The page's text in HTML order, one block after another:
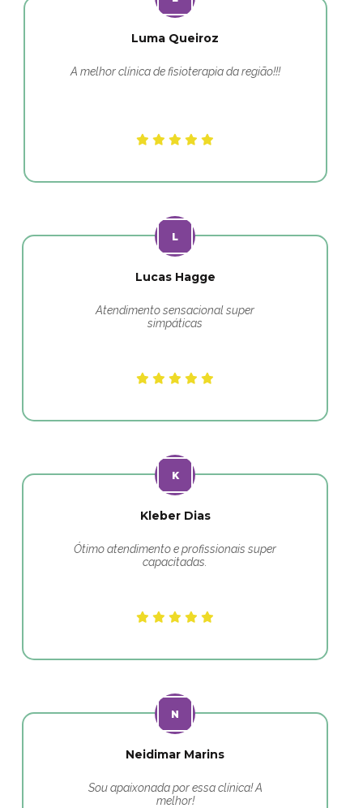
Luma Queiroz
A melhor clínica de fisioterapia da região!!!
Lucas Hagge
Atendimento sensacional super
simpáticas
Kleber Dias
Ótimo atendimento e profissionais super
capacitadas.
Neidimar Marins
Sou apaixonada por essa clínica! A
melhor!